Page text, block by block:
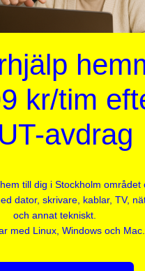
kr/tim
avdrag
till dig i Stockholm området
dator, skrivare, kablar, TV,
och annat tekniskt.
med Linux, Windows och Mac.